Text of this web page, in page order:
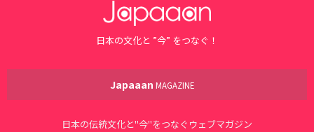
日本の文化と ”今” をつなぐ！
Japaaan MAGAZINE
日本の伝統文化と"今"をつなぐウェブマガジン